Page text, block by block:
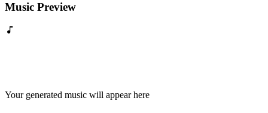
Music Preview
Your generated music will appear here